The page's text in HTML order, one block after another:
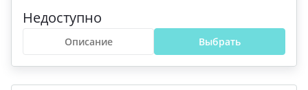
Недоступно
Выбрать
Описание